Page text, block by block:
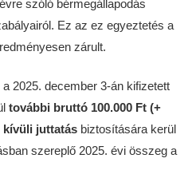
szóló bérmegállapodás
Ez az ez egyeztetés a
zárult.
2025. december 3-án kifizetett
további bruttó 100.000 Ft (+
kívüli juttatás biztosítására kerül
szereplő 2025. évi összeg a